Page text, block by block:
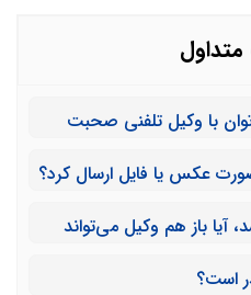
متداول
با وکیل تلفنی صحبت
آیا باز هم وکیل می‌تواند